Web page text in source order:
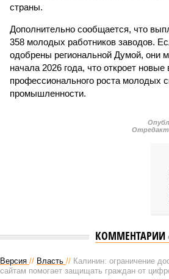
страны.
Дополнительно сообщается, что
358 молодых работников заводов.
одобрены региональной Думой, они
начала 2026 года, что откроет
профессионального роста молодых
промышленности.
КОММЕНТАРИИ
Версия // Власть // Калинин: ограничение
сайтам помогает защищать граждан от